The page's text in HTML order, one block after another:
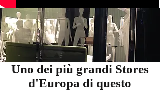
Uno dei più grandi Stores
d'Europa di questo